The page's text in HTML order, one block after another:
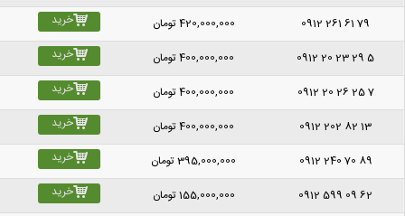
0912 261 61 79
420,000,000تومان خرید
0912 20 23 29 5
400,000,000تومان خرید
0912 20 26 25 7
400,000,000تومان خرید
0912 202 82 13
400,000,000تومان خرید
0912 240 70 89
395,000,000تومان خرید
0912 599 09 62
155,000,000تومان خرید